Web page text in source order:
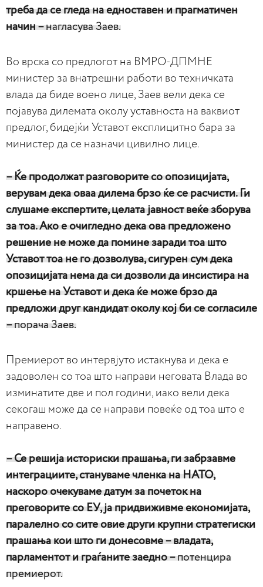
треба да се гледа на едноставен и прагматичен
начин –нагласува Заев.
Во врска со предлогот на ВМРО-ДПМНЕ
министер за внатрешни работи во техничката
влада да биде воено лице, Заев вели дека се
појавува дилемата околу уставноста на ваквиот
предлог, бидејќи Уставот експлицитно бара за
министер да се назначи цивилно лице.
– Ќе продолжат разговорите со опозицијата,
верувам дека оваа дилема брзо ќе се расчисти. Ги
слушаме експертите, целата јавност веќе зборува
за тоа. Ако е очигледно дека ова предложено
решение не може да помине заради тоа што
Уставот тоа не го дозволува, сигурен сум дека
опозицијата нема да си дозволи да инсистира на
кршење на Уставот и дека ќе може брзо да
предложи друг кандидат околу кој би се согласиле
–порача Заев.
Премиерот во интервјуто истакнува и дека е
задоволен со тоа што направи неговата Влада во
изминатите две и пол години, иако вели дека
секогаш може да се направи повеќе од тоа што е
направено.
– Се решија историски прашања, ги забрзавме
интеграциите, стануваме членка на НАТО,
наскоро очекуваме датум за почеток на
преговорите со ЕУ, ја придвиживме економијата,
паралелно со сите овие други крупни стратегиски
прашања кои што ги донесовме – владата,
парламентот и граѓаните заедно –потенцира
премиерот.